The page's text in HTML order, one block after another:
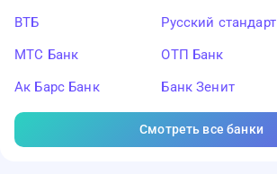
ВТБ
МТС Банк
Ак Барс Банк
Русский стандарт
ОТП Банк
Банк Зенит
Смотреть все банки